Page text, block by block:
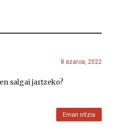
8 azaroa, 2022
salgai jartzeko?
Eman iritzia